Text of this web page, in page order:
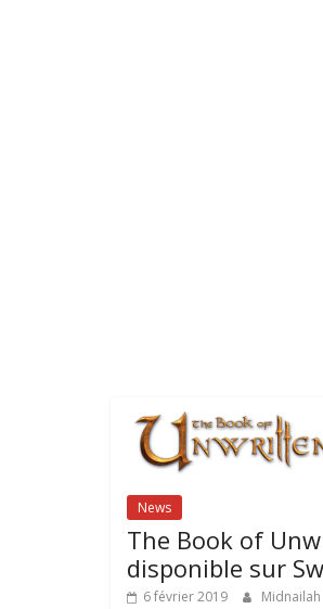
News
The Book of
disponible sur
6 février 2019 Midnailah